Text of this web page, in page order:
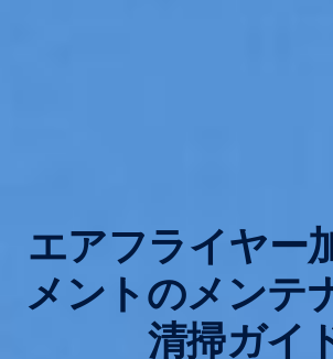
エアフライヤー
メントのメンテ
清掃ガイ